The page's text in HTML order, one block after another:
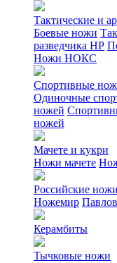
Тактические и
Боевые ножи
разведчика НР
Ножи НОКС
Спортивные
Одиночные
ножей
ножей
Мачете и кукри
Ножи мачете
Российские ножи
Ножемир
Керамбиты
Тычковые ножи